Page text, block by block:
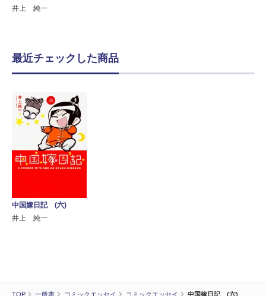
TOP 一般書 コミックエッセイ コミックエッセイ 中国嫁日記 (六)
井上 純一
最近チェックした商品
中国嫁日記 (六)
井上 純一